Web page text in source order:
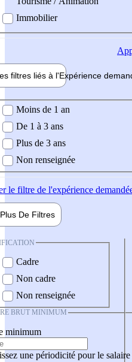
Immobilier
filtres liés à l'Expérience
demandée
Moins de 1 an
De 1 à 3 ans
Plus de 3 ans
Non renseignée
le filtre de l'expérience
Plus De Filtres
Cadre
Non cadre
Non renseignée
BRUT MINIMUM
minimum
une périodicité pour le salaire